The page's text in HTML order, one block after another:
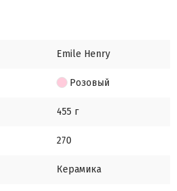
Emile Henry
Розовый
455 г
270
Керамика